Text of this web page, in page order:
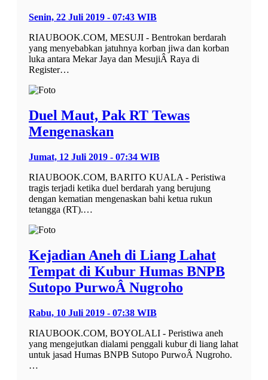
Senin, 22 Juli 2019 - 07:43 WIB
RIAUBOOK.COM, MESUJI - Bentrokan berdarah
yang menyebabkan jatuhnya korban jiwa dan korban
luka antara Mekar Jaya dan MesujiÂ Raya di
Register…
Duel Maut, Pak RT Tewas
Mengenaskan
Jumat, 12 Juli 2019 - 07:34 WIB
RIAUBOOK.COM, BARITO KUALA - Peristiwa
tragis terjadi ketika duel berdarah yang berujung
dengan kematian mengenaskan bahi ketua rukun
tetangga (RT).…
Kejadian Aneh di Liang Lahat
Tempat di Kubur Humas BNPB
Sutopo PurwoÂ Nugroho
Rabu, 10 Juli 2019 - 07:38 WIB
RIAUBOOK.COM, BOYOLALI - Peristiwa aneh
yang mengejutkan dialami penggali kubur di liang lahat
untuk jasad Humas BNPB Sutopo PurwoÂ Nugroho.
…